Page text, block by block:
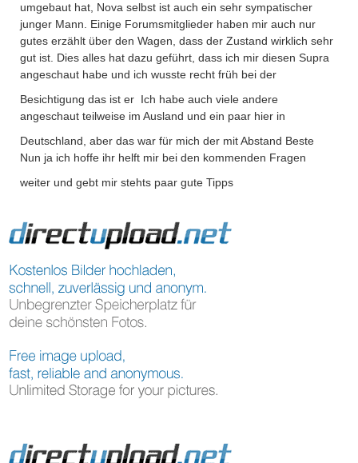
umgebaut hat, Nova selbst ist auch ein sehr sympatischer
junger Mann. Einige Forumsmitglieder haben mir auch nur
gutes erzählt über den Wagen, dass der Zustand wirklich sehr
gut ist. Dies alles hat dazu geführt, dass ich mir diesen Supra
angeschaut habe und ich wusste recht früh bei der
Besichtigung das ist er Ich habe auch viele andere
angeschaut teilweise im Ausland und ein paar hier in
Deutschland, aber das war für mich der mit Abstand Beste
Nun ja ich hoffe ihr helft mir bei den kommenden Fragen
weiter und gebt mir stehts paar gute Tipps